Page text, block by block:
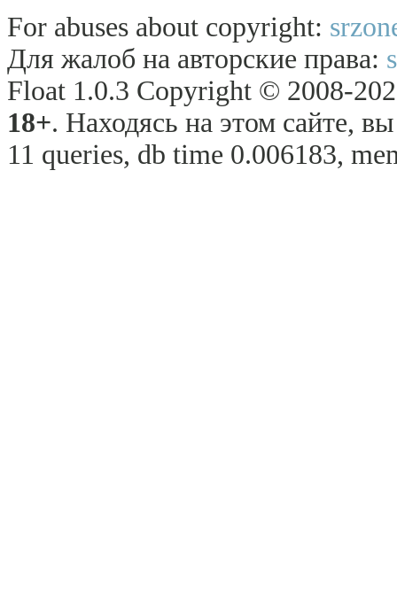
For abuses about copyright:
Для жалоб на авторские права:
Float 1.0.3 Copyright © 2008-
18+. Находясь на этом сайте,
11 queries, db time 0.006183,